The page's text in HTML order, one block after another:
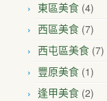
東區美食 (4)
西區美食 (7)
西屯區美食 (7)
豐原美食 (1)
逢甲美食 (2)